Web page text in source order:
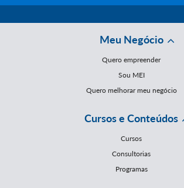
Meu Negócio
Quero empreender
Sou MEI
Quero melhorar meu negócio
Cursos e Conteúdos
Cursos
Consultorias
Programas